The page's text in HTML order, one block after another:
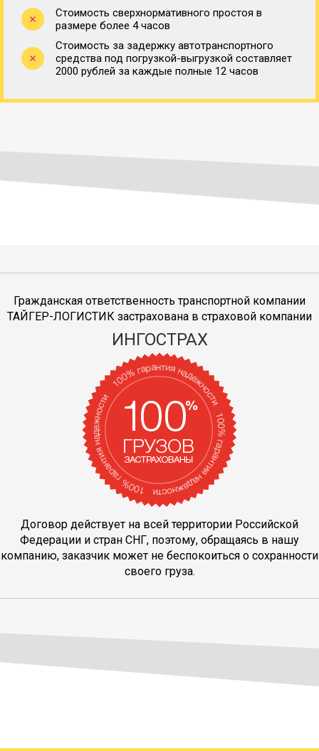
Стоимость сверхнормативного простоя в
размере более 4 часов
Стоимость за задержку автотранспортного
средства под погрузкой-выгрузкой составляет
2000 рублей за каждые полные 12 часов
Гражданская ответственность транспортной компании
ТАЙГЕР-ЛОГИСТИК застрахована в страховой компании
ИНГОСТРАХ
Договор действует на всей территории Российской
Федерации и стран СНГ, поэтому, обращаясь в нашу
компанию, заказчик может не беспокоиться о сохранности
своего груза.